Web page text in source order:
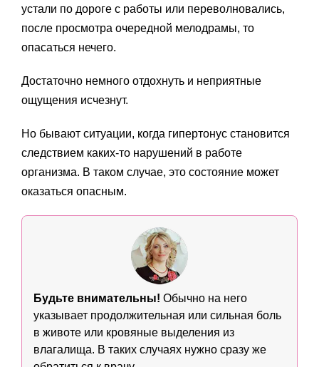
устали по дороге с работы или переволновались,
после просмотра очередной мелодрамы, то
опасаться нечего.
Достаточно немного отдохнуть и неприятные
ощущения исчезнут.
Но бывают ситуации, когда гипертонус становится
следствием каких-то нарушений в работе
организма. В таком случае, это состояние может
оказаться опасным.
Будьте внимательны! Обычно на него
указывает продолжительная или сильная боль
в животе или кровяные выделения из
влагалища. В таких случаях нужно сразу же